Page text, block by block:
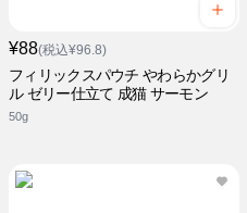
¥88(税込¥96.8)
フィリックスパウチ やわらかグリ
ル ゼリー仕立て 成猫 サーモン
50g